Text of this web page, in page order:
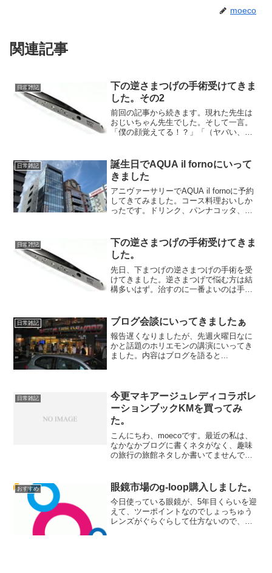
moeco
関連記事
日常雑記
下の逆さまつげの手術受けてきま
した。その2
前回の記事から続きます。現れた先生は
おじいちゃん先生でした。そして一言。
「僕の顔覚えてる！？」「（ヤバい、覚
月ぶりでした。）」「じゃ始めるよー、
話したければ話していいか...
日常雑記
誕生日でAQUA il fornoにいって
きました
アニヴァーサリーでAQUA il fornoに予約
してきてみました。 コース料理おいしか
ったです。 ドリンク、パンナコッタ、テ
だき、贅沢な時間を過ごせたと思いま
す。 パセラ系列のお店らしいです。 いっ
てみてよかったです。 #ランチ #アニヴァ
ーサリー #誕生日 #ケーキ #女子会にもお
すすめです #ハンバーグ #上野 #コース料
理
日常雑記
下の逆さまつげの手術受けてきま
した。
先日、下まつげの逆さまつげの手術を受
けてきました。逆さまつげで悩む方は結
構多いはず。治すのに一番よいのは手術
いことです。私自身、手術を決めたもの
の、あとから調べれば調べ...
日常雑記 ブログ会談にいってきましたぁ
報告遅くなりましたが、先週火曜日なに
かと話題のホリエモンの講演にいってき
ました。内容はブログを語ると...
日常雑記
今更マキアージュレディコラボレ
ーションブックKMを買ってみ
た。
こんにちわ、moecoです。最近の私は、
なかなかブログに書くネタがなく、趣味
の旅行の旅館ネタしか書いてませんでし
い。。。そこで、いろいろ自問自答して
みました。あ、旅行以外に...
おすすめ 眼鏡市場のg-loop購入しました。
今日使っている眼鏡が、5年目くらいを迎
えて、ツーポイントなのでしょっちゅう
レンズがぐらぐらして仕方ないので、眼